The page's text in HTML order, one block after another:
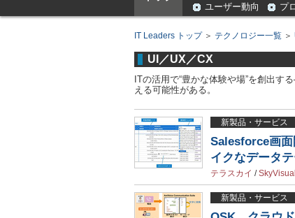
ユーザー動向 プ
IT Leaders トップ＞ テクノロジー一覧 ＞
UI／UX／CX
ITの活用で“豊かな体験や場”を創出す
える可能性がある。
新製品・サービス
Salesforce画
イクなデータ
テラスカイ /
新製品・サービス